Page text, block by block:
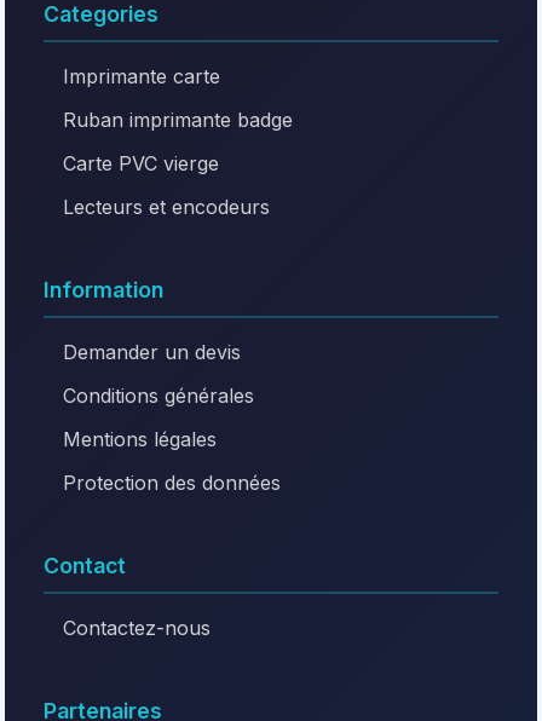
Categories
Imprimante carte
Ruban imprimante badge
Carte PVC vierge
Lecteurs et encodeurs
Information
Demander un devis
Conditions générales
Mentions légales
Protection des données
Contact
Contactez-nous
Partenaires